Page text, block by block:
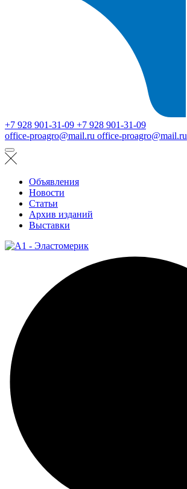
+7 928 901-31-09 +7 928 901-31-09
office-proagro@mail.ru office-proagro@mail.ru
Объявления
Новости
Статьи
Архив изданий
Выставки